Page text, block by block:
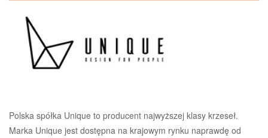
Polska spółka Unique to producent najwyższej klasy krzeseł.
Marka Unique jest dostępna na krajowym rynku naprawdę od